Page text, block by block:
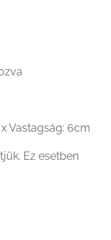
Vastagság: 6cm
Ez esetben